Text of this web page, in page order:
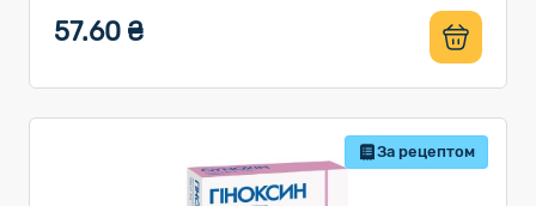
57.60 ₴
За рецептом